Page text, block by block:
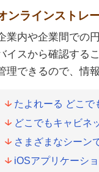
ンラインストレ
業内や企業間での
イスから確認する
理できるので、情
たよれーる どこで
どこでもキャビネ
さまざまなシーン
iOSアプリケーシ